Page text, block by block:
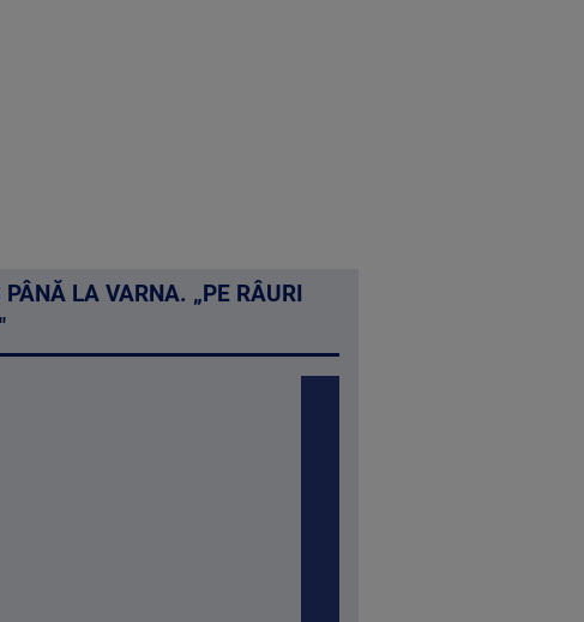
LA VARNA. „PE RÂURI